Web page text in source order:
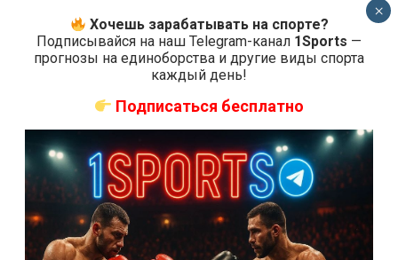
UFC on ESPN 8 – это предстоящий турнир Ultimate
Fighting Championship, который планируется
Хочешь зарабатывать на спорте?
Подписывайся на наш Telegram-канал 1Sports —
прогнозы на единоборства и другие виды спорта
каждый день!
Подписаться бесплатно
×